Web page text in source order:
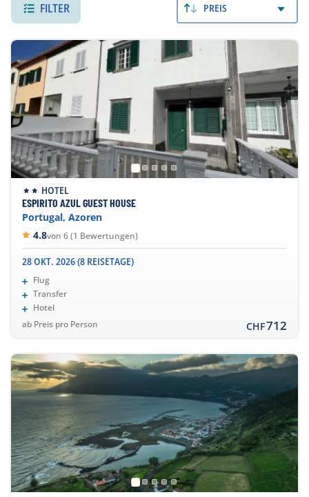
FILTER PREIS
HOTEL
ESPIRITO AZUL GUEST HOUSE
Portugal, Azoren
4.8von 6 (1 Bewertungen)
28 OKT. 2026 (8 REISETAGE)
Flug
Transfer
Hotel
ab Preis pro Person
CHF712